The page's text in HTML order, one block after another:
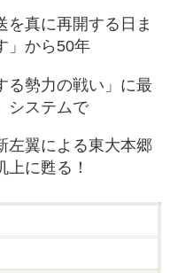
を真に再開する日ま
」から50年
る勢力の戦い」に最
システムで
左翼による東大本郷
に甦る！